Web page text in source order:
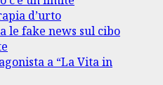
d’urto
le fake news sul cibo
a “La Vita in